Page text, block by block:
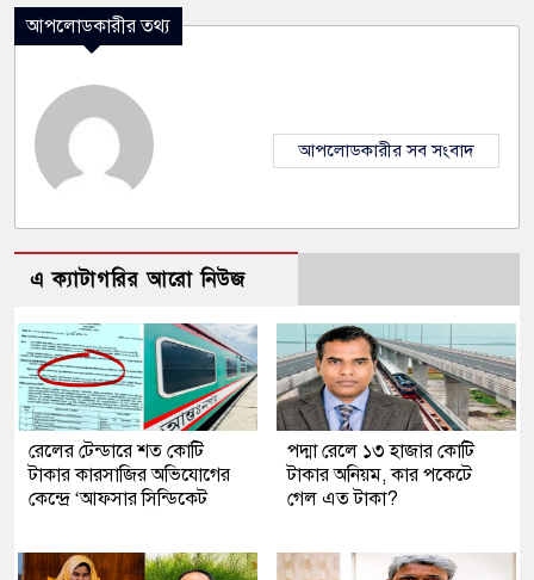
আপলোডকারীর তথ্য
আপলোডকারীর সব সংবাদ
এ ক্যাটাগরির আরো নিউজ
রেলের টেন্ডারে শত কোটি
টাকার কারসাজির অভিযোগের
কেন্দ্রে ‘আফসার সিন্ডিকেট
পদ্মা রেলে ১৩ হাজার কোটি
টাকার অনিয়ম, কার পকেটে
গেল এত টাকা?